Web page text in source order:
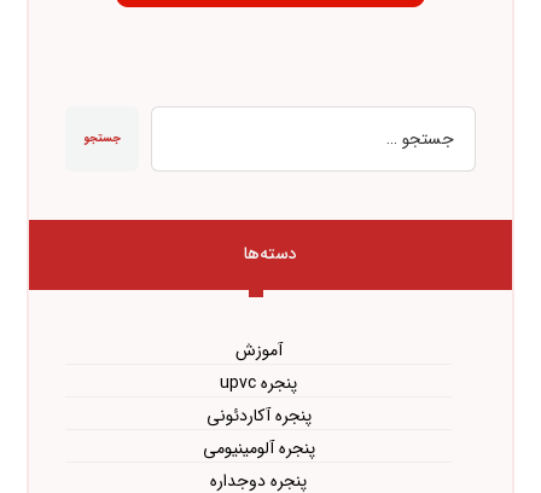
جستجو
دسته‌ها
آموزش
پنجره upvc
پنجره آکاردئونی
پنجره آلومینیومی
پنجره دوجداره